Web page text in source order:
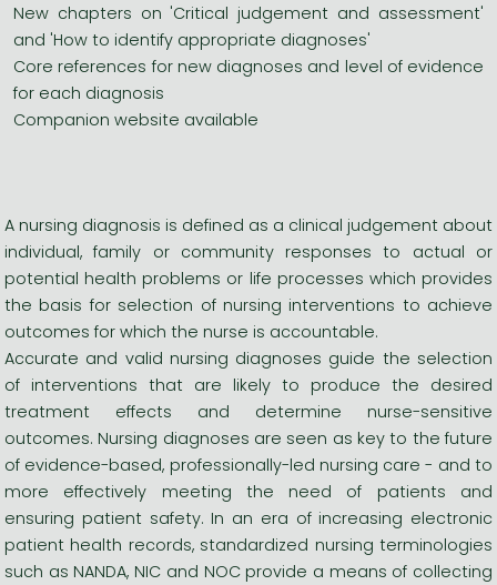
New chapters on 'Critical judgement and assessment'
and 'How to identify appropriate diagnoses'
Core references for new diagnoses and level of evidence
for each diagnosis
Companion website available
A nursing diagnosis is defined as a clinical judgement about
individual, family or community responses to actual or
potential health problems or life processes which provides
the basis for selection of nursing interventions to achieve
outcomes for which the nurse is accountable.
Accurate and valid nursing diagnoses guide the selection
of interventions that are likely to produce the desired
treatment effects and determine nurse-sensitive
outcomes. Nursing diagnoses are seen as key to the future
of evidence-based, professionally-led nursing care - and to
more effectively meeting the need of patients and
ensuring patient safety. In an era of increasing electronic
patient health records, standardized nursing terminologies
such as NANDA, NIC and NOC provide a means of collecting